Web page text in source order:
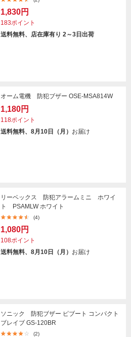
1,830円
183ポイント
送料無料、店在庫有り 2～3日出荷
オーム電機 防犯ブザー OSE-MSA814W
1,180円
118ポイント
送料無料、8月10日（月） お届け
リーベックス 防犯アラームミニ ホワイ
ト PSAMLW ホワイト
(4)
1,080円
108ポイント
送料無料、8月10日（月） お届け
ソニック 防犯ブザー ピブート コンパクト
ブレイブ GS-120BR
(2)